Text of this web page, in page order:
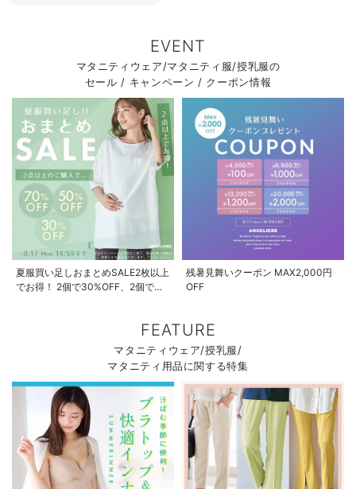
EVENT
マタニティウェア/マタニティ服/授乳服の
セール / キャンペーン / クーポン情報
夏服買い足しおまとめSALE2枚以上
でお得！ 2個で30%OFF、2個で
残暑見舞いクーポン MAX2,000円
OFF
FEATURE
マタニティウェア/授乳服/
マタニティ用品に関する特集